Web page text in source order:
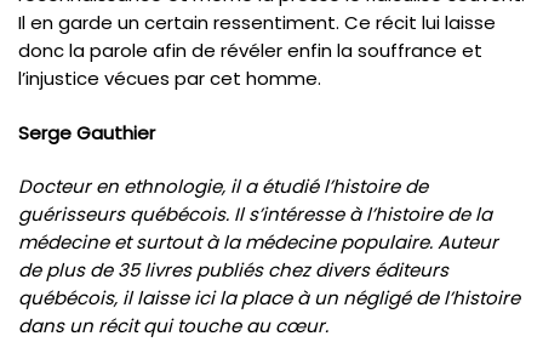
Il en garde un certain ressentiment. Ce récit lui laisse
donc la parole afin de révéler enfin la souffrance et
l’injustice vécues par cet homme.
Serge Gauthier
Docteur en ethnologie, il a étudié l’histoire de
guérisseurs québécois. Il s’intéresse à l’histoire de la
médecine et surtout à la médecine populaire. Auteur
de plus de 35 livres publiés chez divers éditeurs
québécois, il laisse ici la place à un négligé de l’histoire
dans un récit qui touche au cœur.